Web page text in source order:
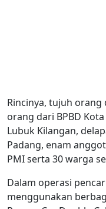
Rincinya, tujuh orang
orang dari BPBD
Lubuk Kilangan,
Padang, enam
PMI serta 30 warga
Dalam operasi
menggunakan